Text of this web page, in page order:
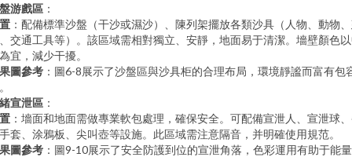
游戲區 ：
：配備標準沙盤（干沙或濕沙）、陳列架擺放各類沙具（人物、動物
交通工具等）。該區域需相對獨立、安靜，地面易于清潔。墻壁顏色
宜，減少干擾。
圖參考 ：圖6-8展示了沙盤區與沙具柜的合理布局，環境靜謐而富有包
宣泄區 ：
：墻面和地面需做專業軟包處理，確保安全。可配備宣泄人、宣泄球
套、涂鴉板、尖叫壺等設施。此區域需注意隔音，并明確使用規范。
圖參考 ：圖9-10展示了安全防護到位的宣泄角落，色彩運用有助于能